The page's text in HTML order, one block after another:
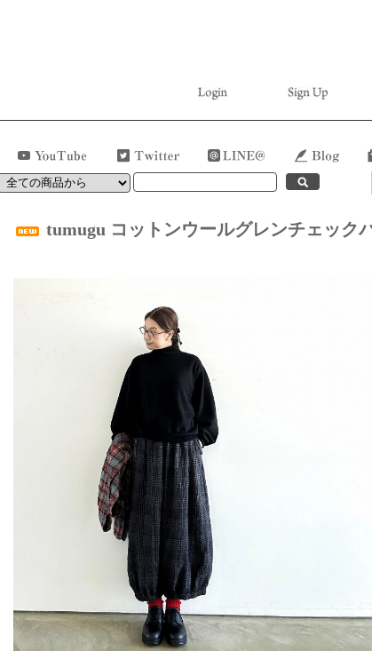
tumugu コットンウールグレンチェック